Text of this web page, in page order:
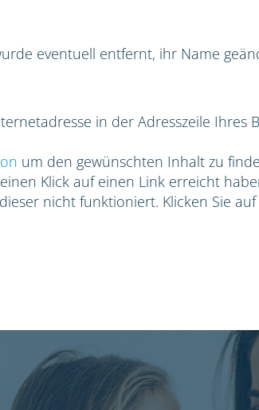
eventuell entfernt, ihr Name
in der Adresszeile Ihres
um den gewünschten Inhalt zu
Klick auf einen Link erreicht
nicht funktioniert. Klicken Sie